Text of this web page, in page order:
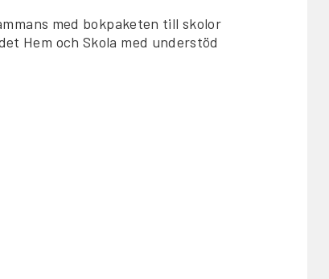
med bokpaketen till skolor
Hem och Skola med understöd